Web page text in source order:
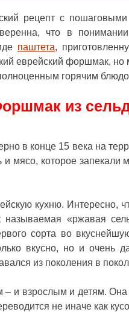
рецепт с
что в
паштета,
еврейский форшмак,
полноценным горячим
из
в конце 15 века на
мясо, которое
кухню. Интересно,
называемая «ржавая
сорта во
вкусно, но и очень
из поколения в
– и взрослым и детям.
не иначе как